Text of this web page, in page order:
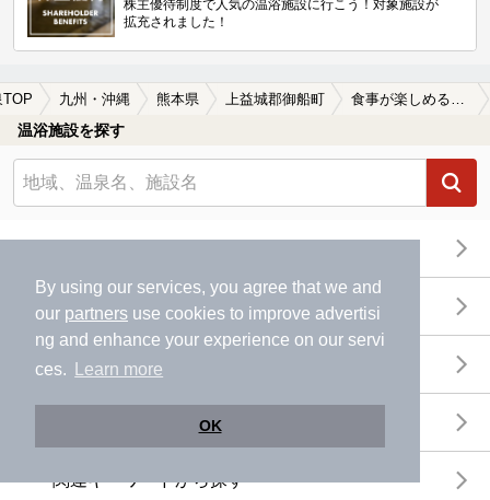
By using our services, you agree that we and
our partners use cookies to improve advertisi
ng and enhance your experience on our servi
ces.
Learn more
OK
株主優待制度で人気の温浴施設に行こう！対象施設が
拡充されました！
TOP 九州・沖縄 熊本県 上益城郡御船町 食事が楽しめる上益城郡御船町の温泉、日帰り温泉、スーパー銭湯おすすめ
温浴施設を探す
地図から探す
特徴から探す
関連キーワードから探す